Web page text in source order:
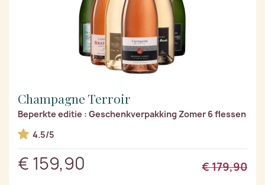
Champagne Terroir
Beperkte editie : Geschenkverpakking Zomer 6 flessen
4.5/5
€ 159,90 € 179,90